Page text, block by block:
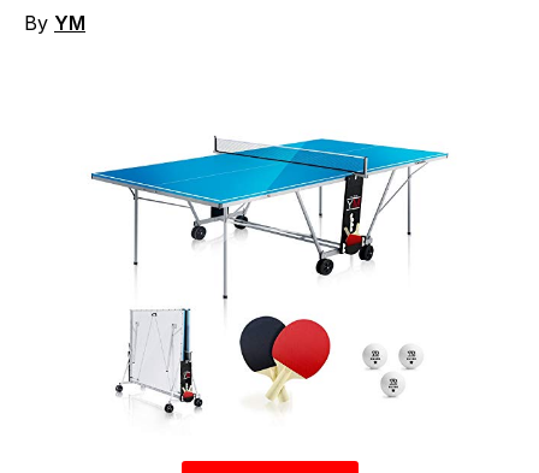
By YM